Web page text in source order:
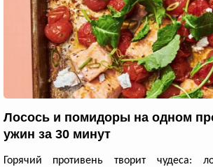
Лосось и помидоры на одном
ужин за 30 минут
Горячий противень творит чудеса: